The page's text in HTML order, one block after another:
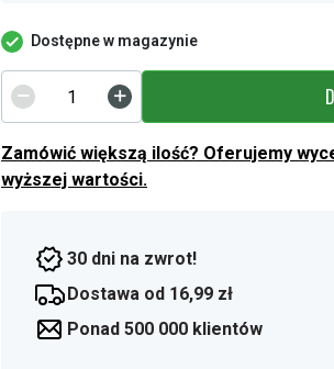
Dostępne w magazynie
Zamówić większą ilość? Oferujemy
wyższej wartości.
30 dni na zwrot!
Dostawa od 16,99 zł
Ponad 500 000 klientów